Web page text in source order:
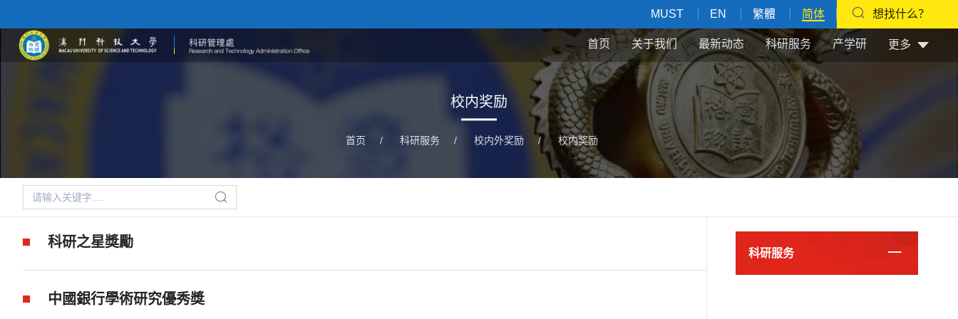
MUST EN 繁體 简体 想找什么？
首页 关于我们 最新动态 科研服务 产学研 更多
校内奖励
首页 / 科研服务 / 校内外奖励 / 校内奖励
科研之星獎勵
中國銀行學術研究優秀獎
科研服务